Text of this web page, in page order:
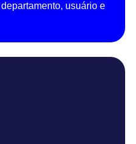
usuário e